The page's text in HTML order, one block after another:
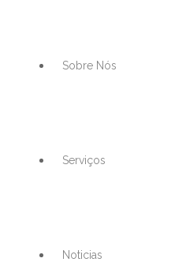
Sobre Nós
Serviços
Noticias